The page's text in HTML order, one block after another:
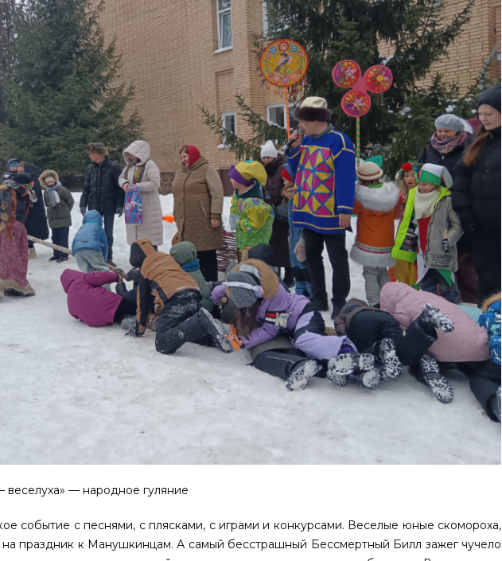
— народное гуляние
событие с песнями, с плясками, с играми и конкурсами. Веселые юные скомороха,
праздник к Манушкинцам. А самый бесстрашный Бессмертный Билл зажег чучело